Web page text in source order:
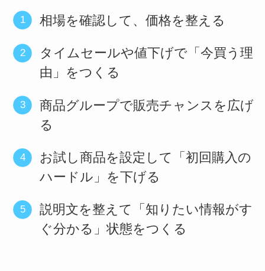
相場を確認して、価格を整える
タイムセールや値下げで「今買う理
由」をつくる
商品グループで販売チャンスを広げ
る
お試し商品を設定して「初回購入の
ハードル」を下げる
説明文を整えて「知りたい情報がす
ぐ分かる」状態をつくる